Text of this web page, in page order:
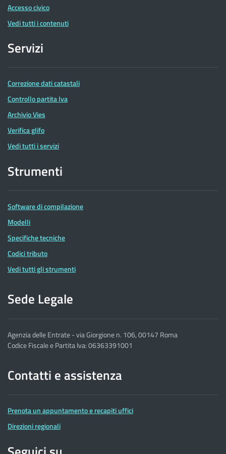
Accesso civico
Vedi tutti i contenuti
Servizi
Correzione dati catastali
Controllo partita Iva
Archivio Vies
Verifica glifo
Vedi tutti i servizi
Strumenti
Software di compilazione
Modelli
Specifiche tecniche
Codici tributo
Vedi tutti gli strumenti
Sede Legale
Agenzia delle Entrate - via Giorgione n. 106, 00147 Roma
Codice Fiscale e Partita Iva: 06363391001
Contatti e assistenza
Prenota un appuntamento e recapiti uffici
Direzioni regionali